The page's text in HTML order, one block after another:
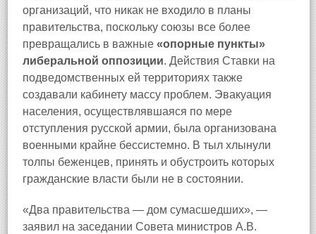
организаций, что никак не входило в планы
правительства, поскольку союзы все более
превращались в важные «опорные пункты»
либеральной оппозиции. Действия Ставки на
подведомственных ей территориях также
создавали кабинету массу проблем. Эвакуация
населения, осуществлявшаяся по мере
отступления русской армии, была организована
военными крайне бессистемно. В тыл хлынули
толпы беженцев, принять и обустроить которых
гражданские власти были не в состоянии.
«Два правительства — дом сумасшедших», —
заявил на заседании Совета министров А.В.